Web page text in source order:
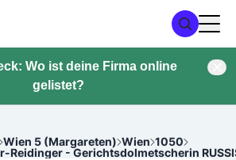
Wo ist deine Firma online
gelistet?
Wien 5 (Margareten) Wien 1050
Reidinger - Gerichtsdolmetscherin